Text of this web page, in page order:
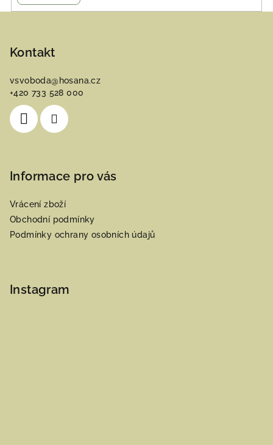
Kontakt
vsvoboda@ hosana.cz
+420 733 528 000
Informace pro vás
Vrácení zboží
Obchodní podmínky
Podmínky ochrany osobních údajů
Instagram